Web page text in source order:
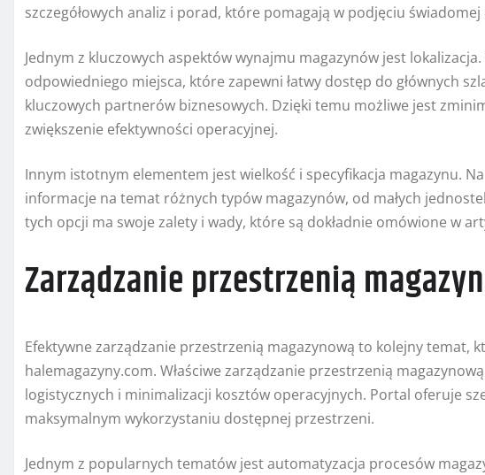
szczegółowych analiz i porad, które pomagają w podjęciu świadomej
Jednym z kluczowych aspektów wynajmu magazynów jest
odpowiedniego miejsca, które zapewni łatwy dostęp do głównych
kluczowych partnerów biznesowych. Dzięki temu możliwe jest
zwiększenie efektywności operacyjnej.
Innym istotnym elementem jest wielkość i specyfikacja magazynu.
informacje na temat różnych typów magazynów, od małych
tych opcji ma swoje zalety i wady, które są dokładnie omówione w
Zarządzanie przestrzenią
Efektywne zarządzanie przestrzenią magazynową to kolejny temat,
halemagazyny.com. Właściwe zarządzanie przestrzenią
logistycznych i minimalizacji kosztów operacyjnych. Portal oferuje
maksymalnym wykorzystaniu dostępnej przestrzeni.
Jednym z popularnych tematów jest automatyzacja procesów